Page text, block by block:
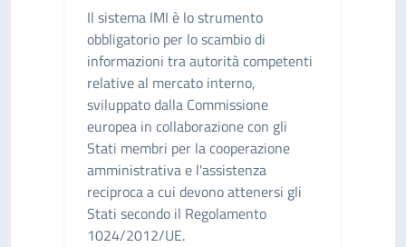
Il sistema IMI è lo strumento
obbligatorio per lo scambio di
informazioni tra autorità competenti
relative al mercato interno,
sviluppato dalla Commissione
europea in collaborazione con gli
Stati membri per la cooperazione
amministrativa e l'assistenza
reciproca a cui devono attenersi gli
Stati secondo il Regolamento
1024/2012/UE.